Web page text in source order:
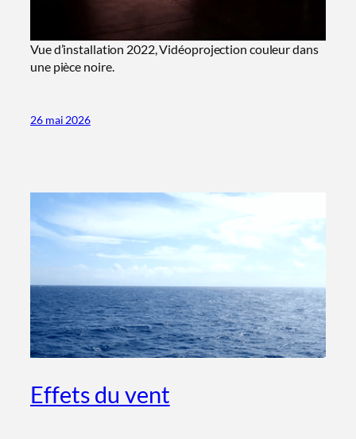
Vue d’installation 2022, Vidéoprojection couleur dans
une pièce noire.
26 mai 2026
Effets du vent